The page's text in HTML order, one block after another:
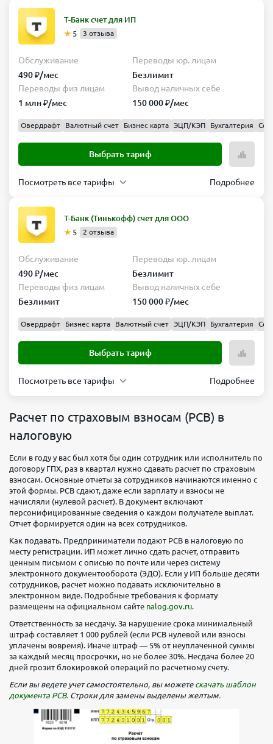
Т-Банк счет для ИП
5
3 отзыва
Обслуживание
490 ₽/мес
Переводы юр. лицам
Безлимит
Переводы физ лицам
1 млн ₽/мес
Вывод наличных себе
150 000 ₽/мес
Овердрафт Валютный счет Бизнес карта ЭЦП/КЭП Бухгалтерия
Выбрать тариф
Посмотреть все тарифы
Переводы
₽/мес000 ₽/
Выбрать
Обслуживание
1 990
₽/мес
Переводы
юр.
лицам
Переводы
физ
лицам
2 млн
₽/мес
Вывод
себе
300
000 ₽/
мес
Выбрать
Обслуживание
Переводы
Подробнее
Т-Банк (Тинькофф) счет для ООО
5
2 отзыва
Обслуживание
490 ₽/мес
Переводы юр. лицам
Безлимит
Переводы физ лицам
Безлимит
Вывод наличных себе
150 000 ₽/мес
Овердрафт Бизнес карта Валютный счет ЭЦП/КЭП Бухгалтерия
Выбрать тариф
Посмотреть все тарифы
Обслуживание
490 ₽/
Переводы
юр.
Переводы
физ
лицам
Безлимит
Вывод
наличных
себе
Выбрать
тариф
Продвинутый
Обслуживание
1 990
₽/мес
Переводы
юр.
лицам
Безлимит
Подробнее
Расчет по страховым взносам (РСВ) в
налоговую
Если в году у вас был хотя бы один сотрудник или исполнитель по
договору ГПХ, раз в квартал нужно сдавать расчет по страховым
взносам. Основные отчеты за сотрудников начинаются именно с
этой формы. РСВ сдают, даже если зарплату и взносы не
начисляли (нулевой расчет). В документ включают
персонифицированные сведения о каждом получателе выплат.
Отчет формируется один на всех сотрудников.
Как подавать. Предприниматели подают РСВ в налоговую по
месту регистрации. ИП может лично сдать расчет, отправить
ценным письмом с описью по почте или через систему
электронного документооборота (ЭДО). Если у ИП больше десяти
сотрудников, расчет можно подавать исключительно в
электронном виде. Подробные требования к формату
размещены на официальном сайте nalog.gov.ru.
Ответственность за несдачу. За нарушение срока минимальный
штраф составляет 1 000 рублей (если РСВ нулевой или взносы
уплачены вовремя). Иначе штраф — 5% от неуплаченной суммы
за каждый месяц просрочки, но не более 30%. Несдача более 20
дней грозит блокировкой операций по расчетному счету.
Если вы ведете учет самостоятельно, вы можете скачать шаблон
документа РСВ. Строки для замены выделены желтым.